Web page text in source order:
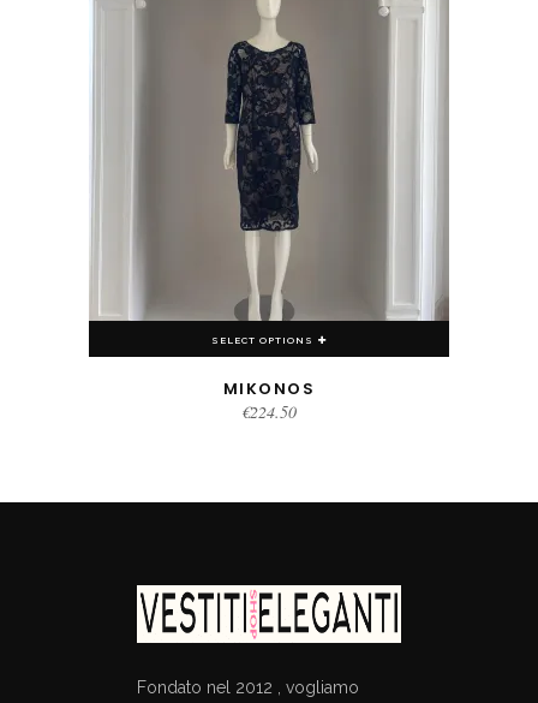
SELECT OPTIONS
MIKONOS
€224.50
Fondato nel 2012 , vogliamo